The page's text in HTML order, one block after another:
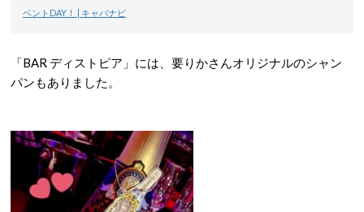
ベントDAY！ | キャバナビ
「BAR ディストピア」には、要りかさんオリジナルのシャン
パンもありました。